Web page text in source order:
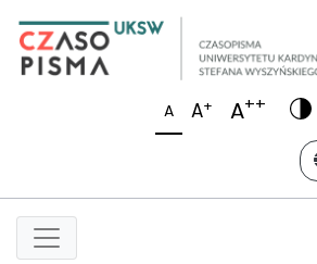
A A+ A++